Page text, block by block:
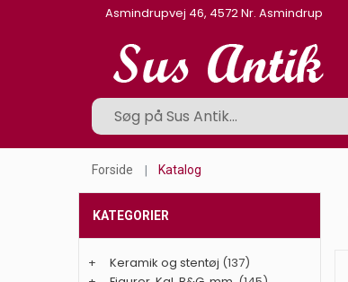
Asmindrupvej 46, 4572 Nr. Asmindrup
Forside Katalog
KATEGORIER
+ Keramik og stentøj (137)